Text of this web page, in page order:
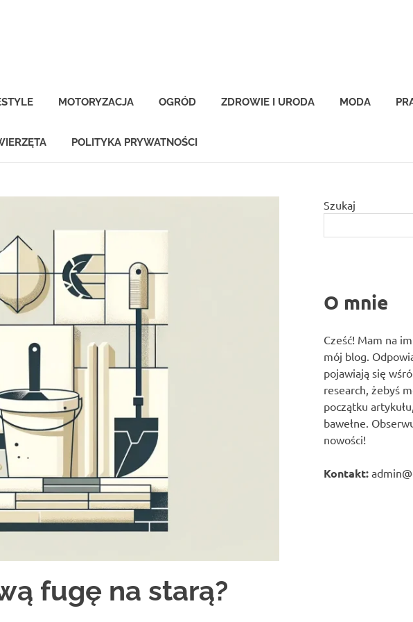
MOTORYZACJA OGRÓD ZDROWIE I URODA MODA
POLITYKA PRYWATNOŚCI
fugę na starą?
Szukaj
O mnie
Cześć! Mam na
mój blog.
pojawiają się
research, żebyś
początku
bawełne.
nowości!
Kontakt: